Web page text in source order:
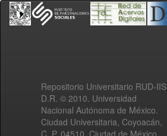
Repositorio Universitario RUD-IIS
D.R. © 2010. Universidad
Nacional Autónoma de México.
Ciudad Universitaria, Coyoacán,
C. P. 04510, Ciudad de México,